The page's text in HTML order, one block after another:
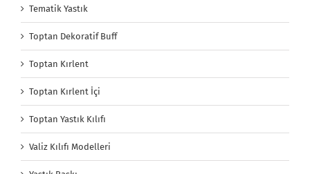
Tematik Yastık
Toptan Dekoratif Buff
Toptan Kırlent
Toptan Kırlent İçi
Toptan Yastık Kılıfı
Valiz Kılıfı Modelleri